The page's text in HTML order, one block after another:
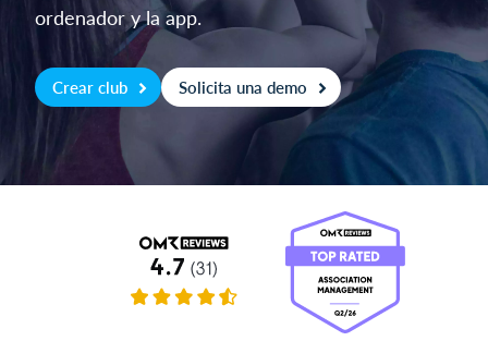
¿Cuanto cuesta?
Español
Iniciar sesión
ordenador y la app.
Crear club Solicita una demo